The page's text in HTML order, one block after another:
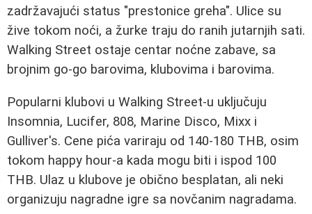
zadržavajući status "prestonice greha". Ulice su
žive tokom noći, a žurke traju do ranih jutarnjih sati.
Walking Street ostaje centar noćne zabave, sa
brojnim go-go barovima, klubovima i barovima.
Popularni klubovi u Walking Street-u uključuju
Insomnia, Lucifer, 808, Marine Disco, Mixx i
Gulliver's. Cene pića variraju od 140-180 THB, osim
tokom happy hour-a kada mogu biti i ispod 100
THB. Ulaz u klubove je obično besplatan, ali neki
organizuju nagradne igre sa novčanim nagradama.